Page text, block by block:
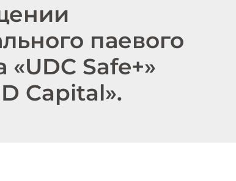
паевого
Safe+»
Capital».